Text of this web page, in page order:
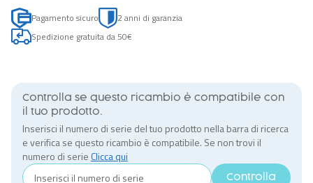
Pagamento sicuro
2 anni di garanzia
Spedizione gratuita da 50€
Controlla se questo ricambio è compatibile con
il tuo prodotto.
Inserisci il numero di serie del tuo prodotto nella barra di ricerca
e verifica se questo ricambio è compatibile. Se non trovi il
numero di serie Clicca qui
Controlla